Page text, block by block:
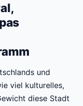
und
viel kulturelles,
diese Stadt